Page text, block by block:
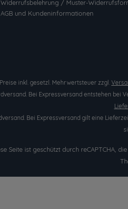
Widerrufsbelehrung / Muster-
AGB und Kundeninformationen
inkl. gesetzl. Mehrwertsteuer zzgl.
Bei Expressversand entstehen
Bei Expressversand gilt eine
Seite ist geschützt durch reCAPTCHA,